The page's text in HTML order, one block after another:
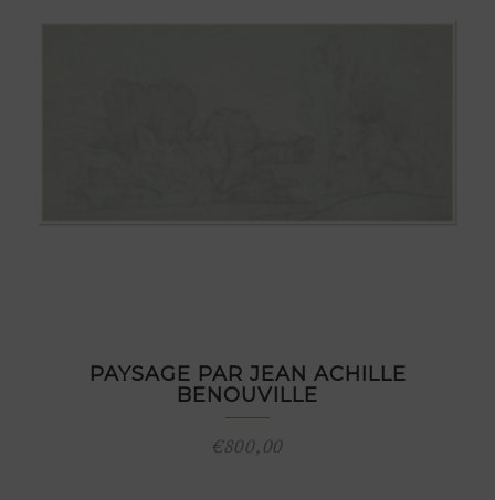
PAYSAGE PAR JEAN ACHILLE
BENOUVILLE
€800,00